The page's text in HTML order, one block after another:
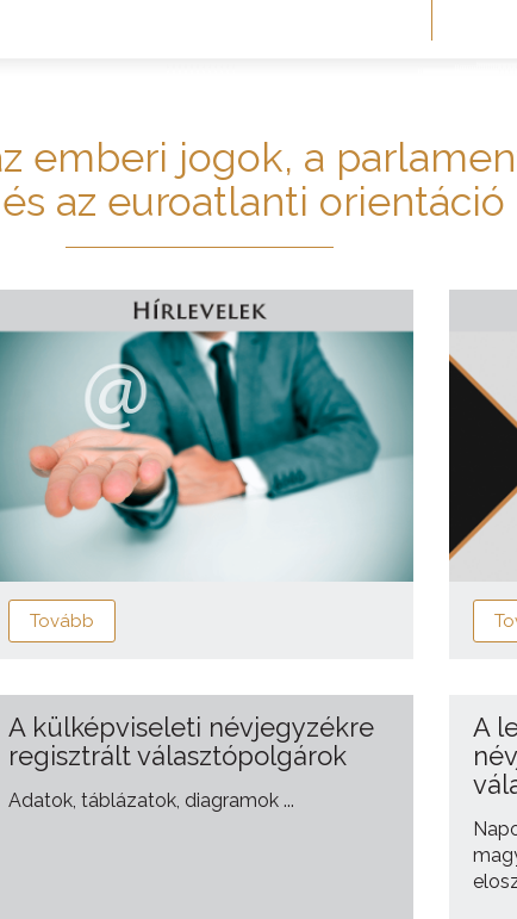
emberi jogok, a
az euroatlanti
Tovább
A külképviseleti névjegyzékre
regisztrált választópolgárok
Adatok, táblázatok, diagramok ...
A